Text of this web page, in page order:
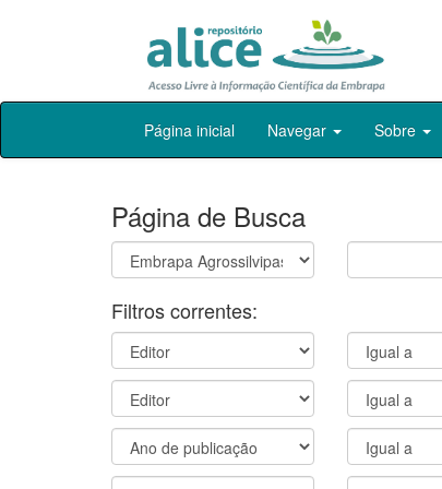
Skip
Página inicial Navegar Sobre
Página de Busca
Filtros correntes: